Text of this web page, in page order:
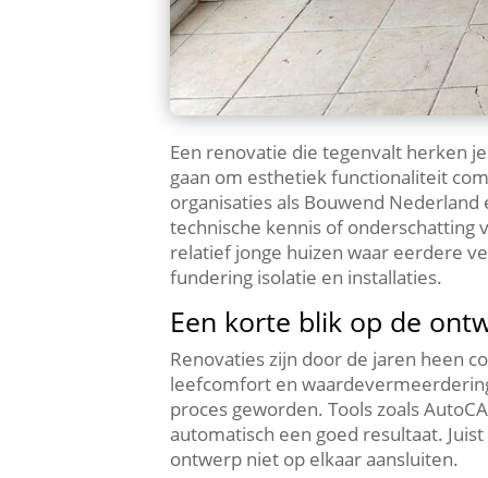
Een renovatie die tegenvalt herken
gaan om esthetiek functionaliteit
organisaties als Bouwend
technische kennis of onderschatting
relatief jonge huizen waar eerdere
fundering isolatie en installaties.​
Een korte blik op de
Renovaties zijn door de jaren heen
leefcomfort en
proces geworden.​ Tools zoals
automatisch een goed resultaat.​
ontwerp niet op elkaar aansluiten.​